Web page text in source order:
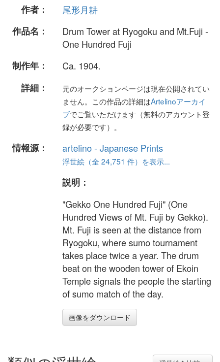
作者：
尾形月耕
作品名：
Drum Tower at Ryogoku and Mt.Fuji -
One Hundred Fuji
制作年：
Ca. 1904.
詳細：
元のオークションページは現在公開されてい
ません。この作品の詳細はArtelinoアーカイ
ブでご覧いただけます（無料のアカウント登
録が必要です）。
情報源： artelino - Japanese Prints
浮世絵（全 24,751 件）を表示...
説明：
"Gekko One Hundred Fuji" (One
Hundred Views of Mt. Fuji by Gekko).
Mt. Fuji is seen at the distance from
Ryogoku, where sumo tournament
takes place twice a year. The drum
beat on the wooden tower of Ekoin
Temple signals the people the starting
of sumo match of the day.
画像をダウンロード